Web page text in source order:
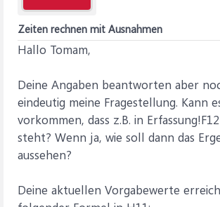
Zeiten rechnen mit Ausnahmen
Hallo Tomam,
Deine Angaben beantworten aber
eindeutig meine Fragestellung. Kann
vorkommen, dass z.B. in
steht? Wenn ja, wie soll dann das
aussehen?
Deine aktuellen Vorgabewerte